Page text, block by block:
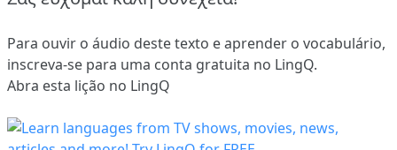
Para ouvir o áudio deste texto e aprender o vocabulário,
inscreva-se para uma conta gratuita no LingQ.
Abra esta lição no LingQ